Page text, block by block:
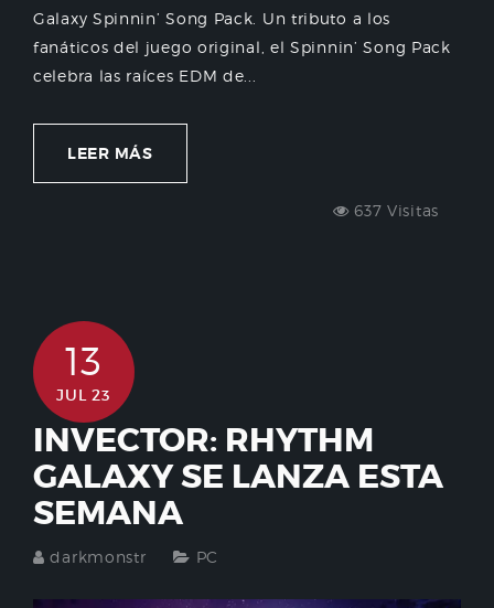
Galaxy Spinnin’ Song Pack. Un tributo a los
fanáticos del juego original, el Spinnin’ Song Pack
celebra las raíces EDM de...
LEER MÁS
637 Visitas
13
JUL 23
INVECTOR: RHYTHM
GALAXY SE LANZA ESTA
SEMANA
darkmonstr PC